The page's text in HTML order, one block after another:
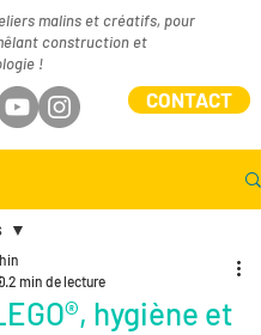
malins et créatifs, pour
construction et
!
CONTACT
hygiène et
2 min de lecture